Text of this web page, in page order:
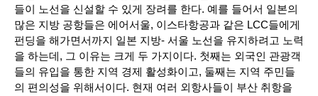
들이 노선을 신설할 수 있게 장려를 한다. 예를 들어서 일본의
많은 지방 공항들은 에어서울, 이스타항공과 같은 LCC들에게
펀딩을 해가면서까지 일본 지방- 서울 노선을 유지하려고 노력
을 하는데, 그 이유는 크게 두 가지이다. 첫째는 외국인 관광객
들의 유입을 통한 지역 경제 활성화이고, 둘째는 지역 주민들
의 편의성을 위해서이다. 현재 여러 외항사들이 부산 취항을